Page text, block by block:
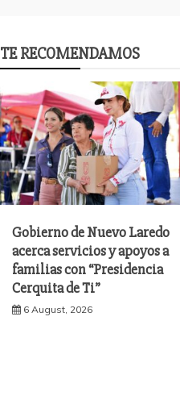
TE RECOMENDAMOS
Gobierno de Nuevo Laredo
acerca servicios y apoyos a
familias con “Presidencia
Cerquita de Ti”
6 August, 2026